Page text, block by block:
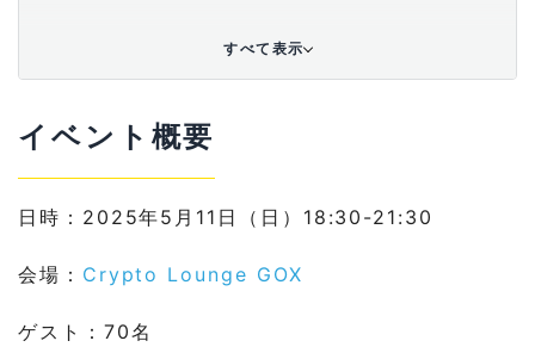
3-1 乾杯挨拶
すべて表示
イベント概要
日時：2025年5月11日（日）18:30-21:30
会場： Crypto Lounge GOX
ゲスト：70名